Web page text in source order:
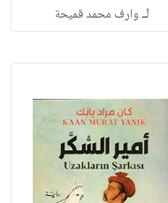
لـ وارف محمد قميحة